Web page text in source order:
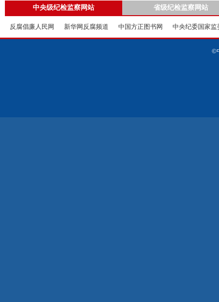
中央级纪检监察网站 省级纪检监察网站
反腐倡廉人民网 新华网反腐频道 中国方正图书网 中央纪委国家监
©